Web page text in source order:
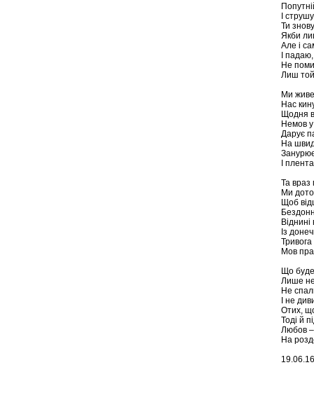
І
Ти
Якби
Але і
І
Не
Лиш
Ми
Нас
Щодня
Немов
Дарує
На
І
Та враз
Ми
Щоб
Із
Мов
Що
Лише
Не
І не
Отих,
Тоді й
Любов
На
19.06.16